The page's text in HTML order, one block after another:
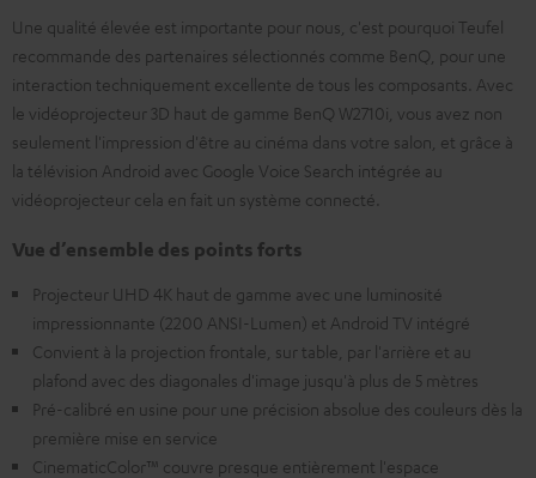
Une qualité élevée est importante pour nous, c'est pourquoi Teufel
recommande des partenaires sélectionnés comme BenQ, pour une
interaction techniquement excellente de tous les composants. Avec
le vidéoprojecteur 3D haut de gamme BenQ W2710i, vous avez non
seulement l'impression d'être au cinéma dans votre salon, et grâce à
la télévision Android avec Google Voice Search intégrée au
vidéoprojecteur cela en fait un système connecté.
Vue d’ensemble des points forts
Projecteur UHD 4K haut de gamme avec une luminosité
impressionnante (2200 ANSI-Lumen) et Android TV intégré
Convient à la projection frontale, sur table, par l'arrière et au
plafond avec des diagonales d'image jusqu'à plus de 5 mètres
Pré-calibré en usine pour une précision absolue des couleurs dès la
première mise en service
CinematicColor™ couvre presque entièrement l'espace